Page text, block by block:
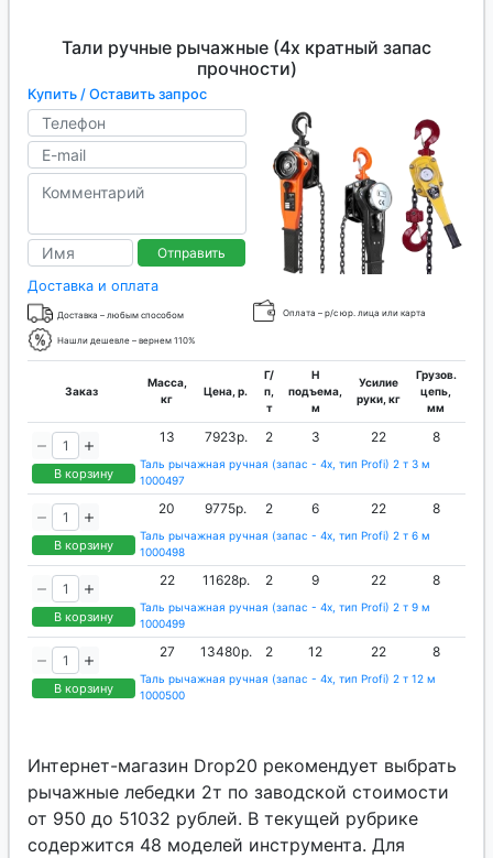
Тали ручные рычажные (4х кратный запас
прочности)
Купить / Оставить запрос
Отправить
Доставка и оплата
Доставка – любым способом Оплата – р/с юр. лица или карта
Нашли дешевле – вернем 110%
Заказ
Масса,
кг
Цена, р.
Г/
п,
т
H
подъема,
м
Усилие
руки, кг
Грузов.
цепь,
мм
В корзину
13 7923р. 2 3 22 8
Таль рычажная ручная (запас - 4х, тип Profi) 2 т 3 м
1000497
В корзину
20 9775р. 2 6 22 8
Таль рычажная ручная (запас - 4х, тип Profi) 2 т 6 м
1000498
В корзину
22 11628р. 2 9 22 8
Таль рычажная ручная (запас - 4х, тип Profi) 2 т 9 м
1000499
В корзину
27 13480р. 2 12 22 8
Таль рычажная ручная (запас - 4х, тип Profi) 2 т 12 м
1000500
Интернет-магазин Drop20 рекомендует выбрать
рычажные лебедки 2т по заводской стоимости
от 950 до 51032 рублей. В текущей рубрике
содержится 48 моделей инструмента. Для